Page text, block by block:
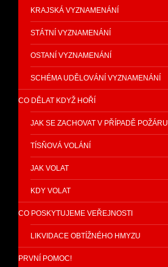
KRAJSKÁ VYZNAMENÁNÍ
STÁTNÍ VYZNAMENÁNÍ
OSTANÍ VYZNAMENÁNÍ
SCHÉMA UDĚLOVÁNÍ VYZNAMENÁNÍ
CO DĚLAT KDYŽ HOŘÍ
JAK SE ZACHOVAT V PŘÍPADĚ POŽÁRU
TÍSŇOVÁ VOLÁNÍ
JAK VOLAT
KDY VOLAT
CO POSKYTUJEME VEŘEJNOSTI
LIKVIDACE OBTÍŽNÉHO HMYZU
PRVNÍ POMOC!